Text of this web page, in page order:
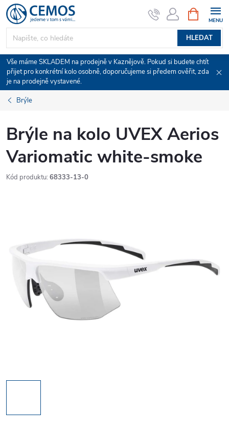
Přejít
na
obsah
HLEDAT
NÁKUPNÍ
KOŠÍK
Vše máme SKLADEM na prodejně v Kaznějově. Pokud si budete chtít
přijet pro konkrétní kolo osobně, doporučujeme si předem ověřit, zda
je na prodejně vystavené.
Brýle
Brýle na kolo UVEX Aerios
Variomatic white-smoke
Kód produktu: 68333-13-0